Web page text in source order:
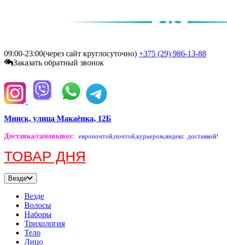
09:00-23:00(через сайт круглосуточно) +375 (29) 986-13-88
Заказать обратный звонок
Минск, улица Макаёнка, 12Б
Доставка/самовывоз: европочтой,почтой,курьером,яндекс доставкой!
ТОВАР ДНЯ
Везде
Везде
Волосы
Наборы
Трихология
Тело
Лицо